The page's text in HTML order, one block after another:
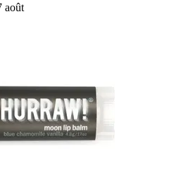
août